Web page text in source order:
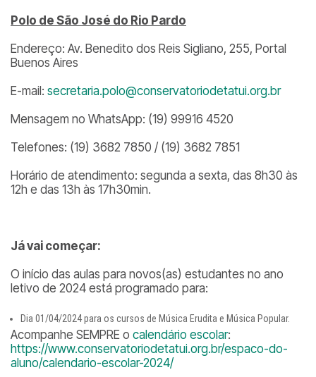
Polo de São José do Rio Pardo
Endereço: Av. Benedito dos Reis Sigliano, 255, Portal
Buenos Aires
E-mail: secretaria.polo@conservatoriodetatui.org.br
Mensagem no WhatsApp: (19) 99916 4520
Telefones: (19) 3682 7850 / (19) 3682 7851
Horário de atendimento: segunda a sexta, das 8h30 às
12h e das 13h às 17h30min.
Já vai começar:
O início das aulas para novos(as) estudantes no ano
letivo de 2024 está programado para:
Dia 01/04/2024 para os cursos de Música Erudita e Música Popular.
Acompanhe SEMPRE o calendário escolar:
https://www.conservatoriodetatui.org.br/espaco-do-
aluno/calendario-escolar-2024/